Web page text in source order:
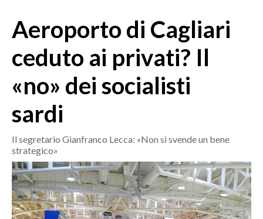
SASSARI E PROVINCIA
GALLURA
OGLIASTRA
ITALIA
MONDO
POLITICA
Aeroporto di Cagliari
ceduto ai privati? Il
«no» dei socialisti
sardi
Il segretario Gianfranco Lecca: «Non si svende un bene
strategico»